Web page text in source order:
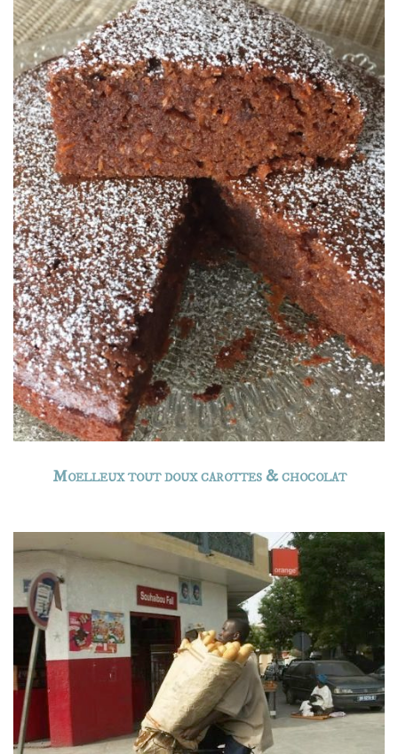
Moelleux tout doux carottes & chocolat